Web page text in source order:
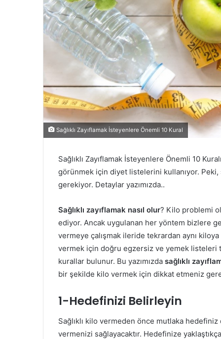
Sağlıklı Zayıflamak İsteyenlere Önemli 10 Kural
Sağlıklı Zayıflamak İsteyenlere Önemli 10
görünmek için diyet listelerini kullanıyor. Peki,
gerekiyor. Detaylar yazımızda..
Sağlıklı zayıflamak nasıl olur? Kilo problemi
ediyor. Ancak uygulanan her yöntem bizlere
vermeye çalışmak ileride tekrardan aynı
vermek için doğru egzersiz ve yemek listeleri
kurallar bulunur. Bu yazımızda sağlıklı
bir şekilde kilo vermek için dikkat etmeniz
1-Hedefinizi Belirleyin
Sağlıklı kilo vermeden önce mutlaka
vermenizi sağlayacaktır. Hedefinize